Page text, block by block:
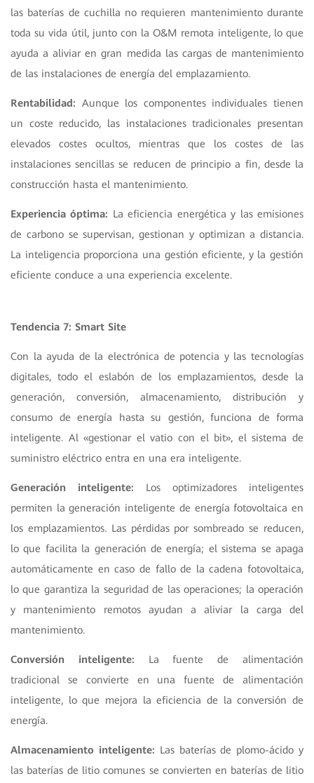
las baterías de cuchilla no requieren mantenimiento durante
toda su vida útil, junto con la O&M remota inteligente, lo que
ayuda a aliviar en gran medida las cargas de mantenimiento
de las instalaciones de energía del emplazamiento.
Rentabilidad: Aunque los componentes individuales tienen
un coste reducido, las instalaciones tradicionales presentan
elevados costes ocultos, mientras que los costes de las
instalaciones sencillas se reducen de principio a fin, desde la
construcción hasta el mantenimiento.
Experiencia óptima: La eficiencia energética y las emisiones
de carbono se supervisan, gestionan y optimizan a distancia.
La inteligencia proporciona una gestión eficiente, y la gestión
eficiente conduce a una experiencia excelente.
Tendencia 7: Smart Site
Con la ayuda de la electrónica de potencia y las tecnologías
digitales, todo el eslabón de los emplazamientos, desde la
generación, conversión, almacenamiento, distribución y
consumo de energía hasta su gestión, funciona de forma
inteligente. Al «gestionar el vatio con el bit», el sistema de
suministro eléctrico entra en una era inteligente.
Generación inteligente: Los optimizadores inteligentes
permiten la generación inteligente de energía fotovoltaica en
los emplazamientos. Las pérdidas por sombreado se reducen,
lo que facilita la generación de energía; el sistema se apaga
automáticamente en caso de fallo de la cadena fotovoltaica,
lo que garantiza la seguridad de las operaciones; la operación
y mantenimiento remotos ayudan a aliviar la carga del
mantenimiento.
Conversión inteligente: La fuente de alimentación
tradicional se convierte en una fuente de alimentación
inteligente, lo que mejora la eficiencia de la conversión de
energía.
Almacenamiento inteligente: Las baterías de plomo-ácido y
las baterías de litio comunes se convierten en baterías de litio